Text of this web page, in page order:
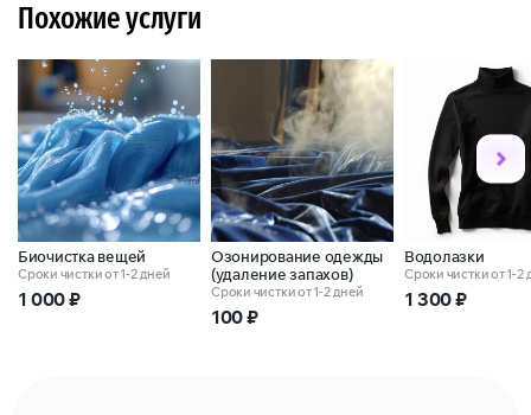
Похожие услуги
Биочистка вещей
Сроки чистки от 1-2 дней
1 000₽
Озонирование одежды
(удаление запахов)
Сроки чистки от 1-2 дней
100₽
Водолазки
Сроки чистки от 1-2
1 300₽